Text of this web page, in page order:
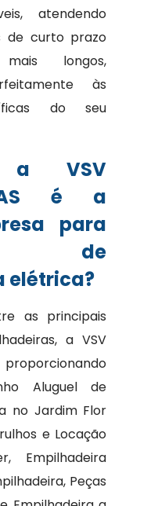
atendendo
de curto prazo
longos,
às
do seu
VSV
é a
para
de
elétrica?
as principais
a VSV
Aluguel de
no Jardim Flor
e Locação
Empilhadeira
Peças